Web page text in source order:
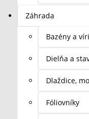
Záhrada
Bazény a
Dielňa a
Dlaždice,
Fóliovníky